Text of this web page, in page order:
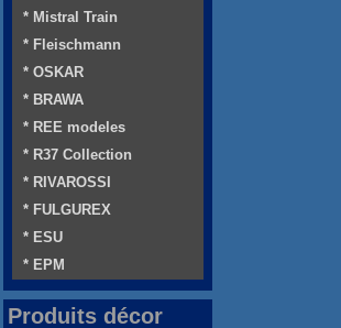
* Mistral Train
* Fleischmann
* OSKAR
* BRAWA
* REE modeles
* R37 Collection
* RIVAROSSI
* FULGUREX
* ESU
* EPM
Produits décor